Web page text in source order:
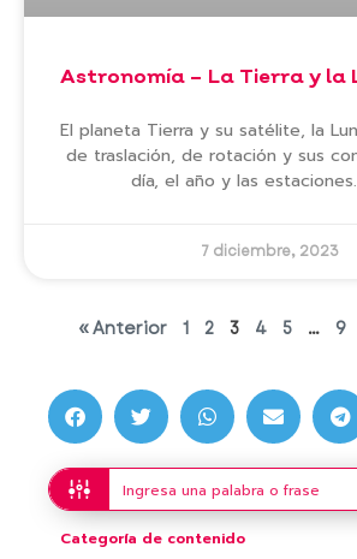
Astronomía – La Tierra y la
El planeta Tierra y su satélite, la
de traslación, de rotación y sus
día, el año y las
7 diciembre, 2023
« Anterior 1 2 3 4 5 … 9
Categoría de contenido